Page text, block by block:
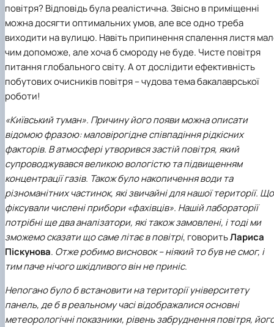
повітря? Відповідь була реалістична. Звісно в приміщенні
можна досягти оптимальних умов, але все одно треба
виходити на вулицю. Навіть припинення спалення листя
чим допоможе, але хоча б смороду не буде. Чисте повітря
питання глобального світу. А от дослідити ефективність
побутових очисників повітря – чудова тема бакалаврської
роботи!
«Київський туман». Причину його появи можна описати
відомою фразою: маловірогідне співпадіння рідкісних
факторів. В атмосфері утворився застій повітря, який
супроводжувався великою вологістю та підвищенням
концентрації газів. Також було накопичення води та
різноманітних частинок, які звичайні для нашої території. Що
фіксували числені прибори «фахівців». Нашій лабораторії
потрібні ще два аналізатори, які також замовлені, і тоді ми
зможемо сказати що саме літає в повітрі, говоритьЛариса
Піскунова. Отже робимо висновок – ніякий то був не смог, і
тим паче нічого шкідливого він не приніс.
Непогано було б встановити на території університету
панель, де б в реальному часі відображалися основні
метеорологічні показники, рівень забруднення повітря,